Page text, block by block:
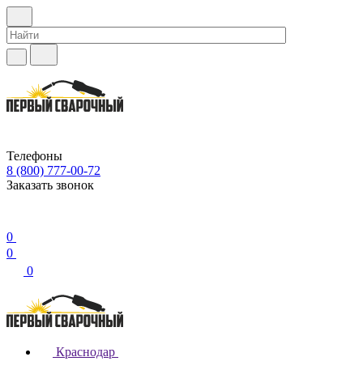
Телефоны
8 (800) 777-00-72
Заказать звонок
0
0
0
Краснодар